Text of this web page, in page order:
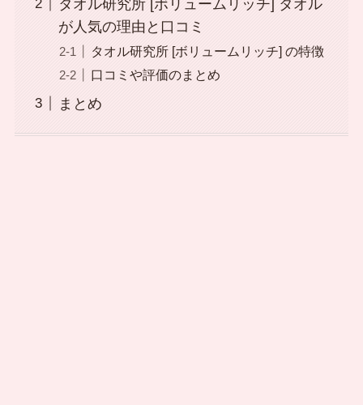
タオル研究所 [ボリュームリッチ] タオル
が人気の理由と口コミ
タオル研究所 [ボリュームリッチ] の特徴
口コミや評価のまとめ
まとめ